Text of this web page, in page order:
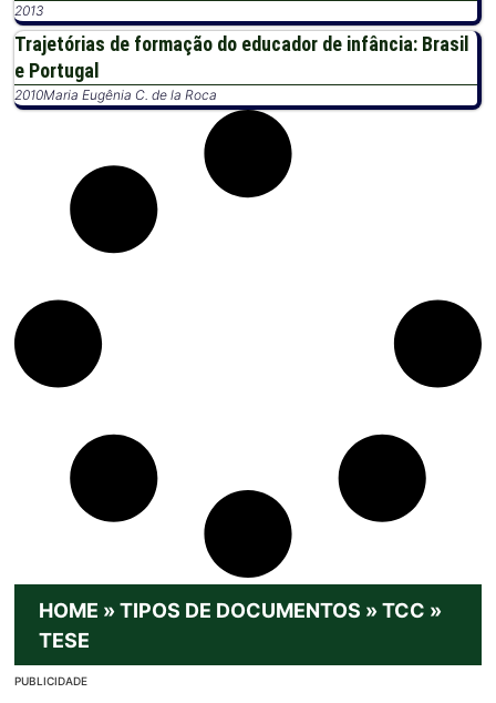
2013
Trajetórias de formação do educador de infância: Brasil
e Portugal
2010Maria Eugênia C. de la Roca
HOME »TIPOS DE DOCUMENTOS »TCC »
TESE
PUBLICIDADE